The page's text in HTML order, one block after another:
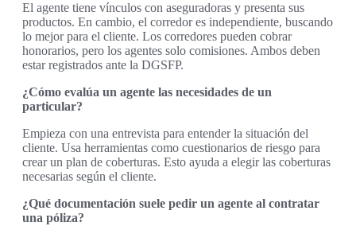
El agente tiene vínculos con aseguradoras y presenta sus
productos. En cambio, el corredor es independiente, buscando
lo mejor para el cliente. Los corredores pueden cobrar
honorarios, pero los agentes solo comisiones. Ambos deben
estar registrados ante la DGSFP.
¿Cómo evalúa un agente las necesidades de un
particular?
Empieza con una entrevista para entender la situación del
cliente. Usa herramientas como cuestionarios de riesgo para
crear un plan de coberturas. Esto ayuda a elegir las coberturas
necesarias según el cliente.
¿Qué documentación suele pedir un agente al contratar
una póliza?